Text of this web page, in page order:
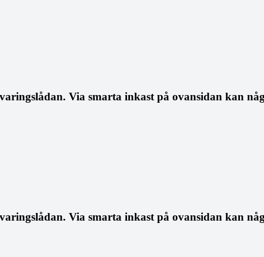
Via smarta inkast på ovansidan kan
Via smarta inkast på ovansidan kan